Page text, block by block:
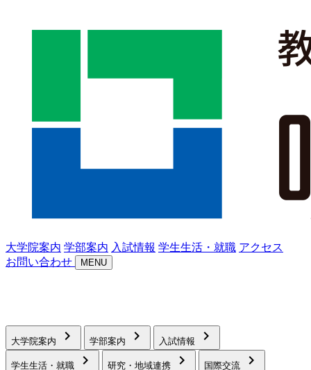
大学院案内 学部案内 入試情報 学生生活・就職 アクセス
お問い合わせ
MENU
大学院案内 chevron_right 学部案内 chevron_right 入試情報 chevron_right
学生生活・就職 chevron_right 研究・地域連携 chevron_right 国際交流 chevron_right